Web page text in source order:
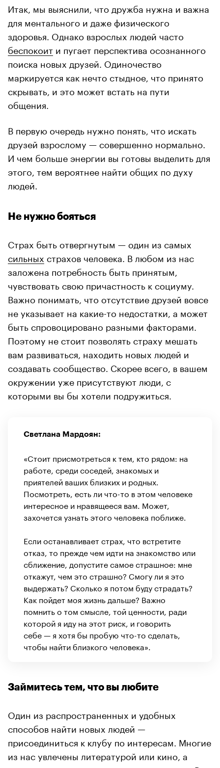
Итак, мы выяснили, что дружба нужна и важна
для ментального и даже физического
здоровья. Однако взрослых людей часто
беспокоит и пугает перспектива осознанного
поиска новых друзей. Одиночество
маркируется как нечто стыдное, что принято
скрывать, и это может встать на пути
общения.
В первую очередь нужно понять, что искать
друзей взрослому — совершенно нормально.
И чем больше энергии вы готовы выделить для
этого, тем вероятнее найти общих по духу
людей.
Не нужно бояться
Страх быть отвергнутым — один из самых
сильных страхов человека. В любом из нас
заложена потребность быть принятым,
чувствовать свою причастность к социуму.
Важно понимать, что отсутствие друзей вовсе
не указывает на какие-то недостатки, а может
быть спровоцировано разными факторами.
Поэтому не стоит позволять страху мешать
вам развиваться, находить новых людей и
создавать сообщество. Скорее всего, в вашем
окружении уже присутствуют люди, с
которыми вы бы хотели подружиться.
Светлана Мардоян:
«Стоит присмотреться к тем, кто рядом: на
работе, среди соседей, знакомых и
приятелей ваших близких и родных.
Посмотреть, есть ли что-то в этом человеке
интересное и нравящееся вам. Может,
захочется узнать этого человека поближе.
Если останавливает страх, что встретите
отказ, то прежде чем идти на знакомство или
сближение, допустите самое страшное: мне
откажут, чем это страшно? Смогу ли я это
выдержать? Сколько я потом буду страдать?
Как пойдет моя жизнь дальше? Важно
помнить о том смысле, той ценности, ради
которой я иду на этот риск, и говорить
себе — я хотя бы пробую что-то сделать,
чтобы найти близкого человека».
Займитесь тем, что вы любите
Один из распространенных и удобных
способов найти новых людей —
присоединиться к клубу по интересам. Многие
из нас увлечены литературой или кино, а